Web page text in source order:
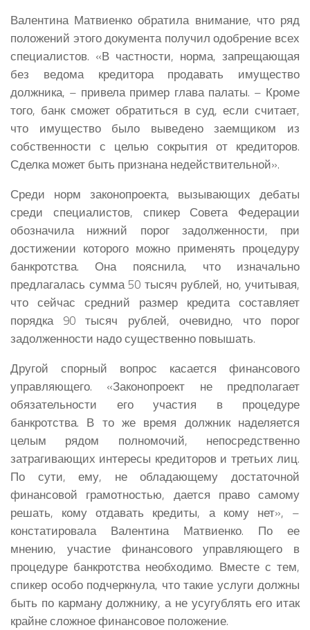
Валентина Матвиенко обратила внимание, что ряд
положений этого документа получил одобрение всех
специалистов. «В частности, норма, запрещающая
без ведома кредитора продавать имущество
должника, – привела пример глава палаты. – Кроме
того, банк сможет обратиться в суд, если считает,
что имущество было выведено заемщиком из
собственности с целью сокрытия от кредиторов.
Сделка может быть признана недействительной».
Среди норм законопроекта, вызывающих дебаты
среди специалистов, спикер Совета Федерации
обозначила нижний порог задолженности, при
достижении которого можно применять процедуру
банкротства. Она пояснила, что изначально
предлагалась сумма 50 тысяч рублей, но, учитывая,
что сейчас средний размер кредита составляет
порядка 90 тысяч рублей, очевидно, что порог
задолженности надо существенно повышать.
Другой спорный вопрос касается финансового
управляющего. «Законопроект не предполагает
обязательности его участия в процедуре
банкротства. В то же время должник наделяется
целым рядом полномочий, непосредственно
затрагивающих интересы кредиторов и третьих лиц.
По сути, ему, не обладающему достаточной
финансовой грамотностью, дается право самому
решать, кому отдавать кредиты, а кому нет», –
констатировала Валентина Матвиенко. По ее
мнению, участие финансового управляющего в
процедуре банкротства необходимо. Вместе с тем,
спикер особо подчеркнула, что такие услуги должны
быть по карману должнику, а не усугублять его итак
крайне сложное финансовое положение.